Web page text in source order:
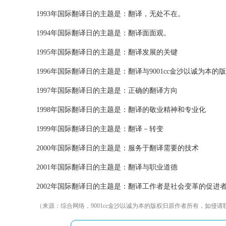
1993年国际翻译日的主题是：翻译，无处不在。
1994年国际翻译日的主题是：翻译面面观。
1995年国际翻译日的主题是：翻译发展的关键
1996年国际翻译日的主题是：翻译与9001cc金沙以诚为本的
1997年国际翻译日的主题是：正确的翻译方向
1998年国际翻译日的主题是：翻译的敬业精神和专业化
1999年国际翻译日的主题是：翻译－转变
2000年国际翻译日的主题是：服务于翻译需要的技术
2001年国际翻译日的主题是：翻译与职业道德
2002年国际翻译日的主题是：翻译工作者是社会变革的促进
（来源：综合网络，9001cc金沙以诚为本的版权归原作者所有，如侵请